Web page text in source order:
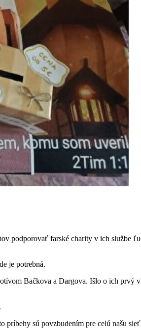
podporovať farské charity v ich službe
je potrebná.
Bačkova a Dargova. Išlo o ich prvý
sú povzbudením pre celú našu